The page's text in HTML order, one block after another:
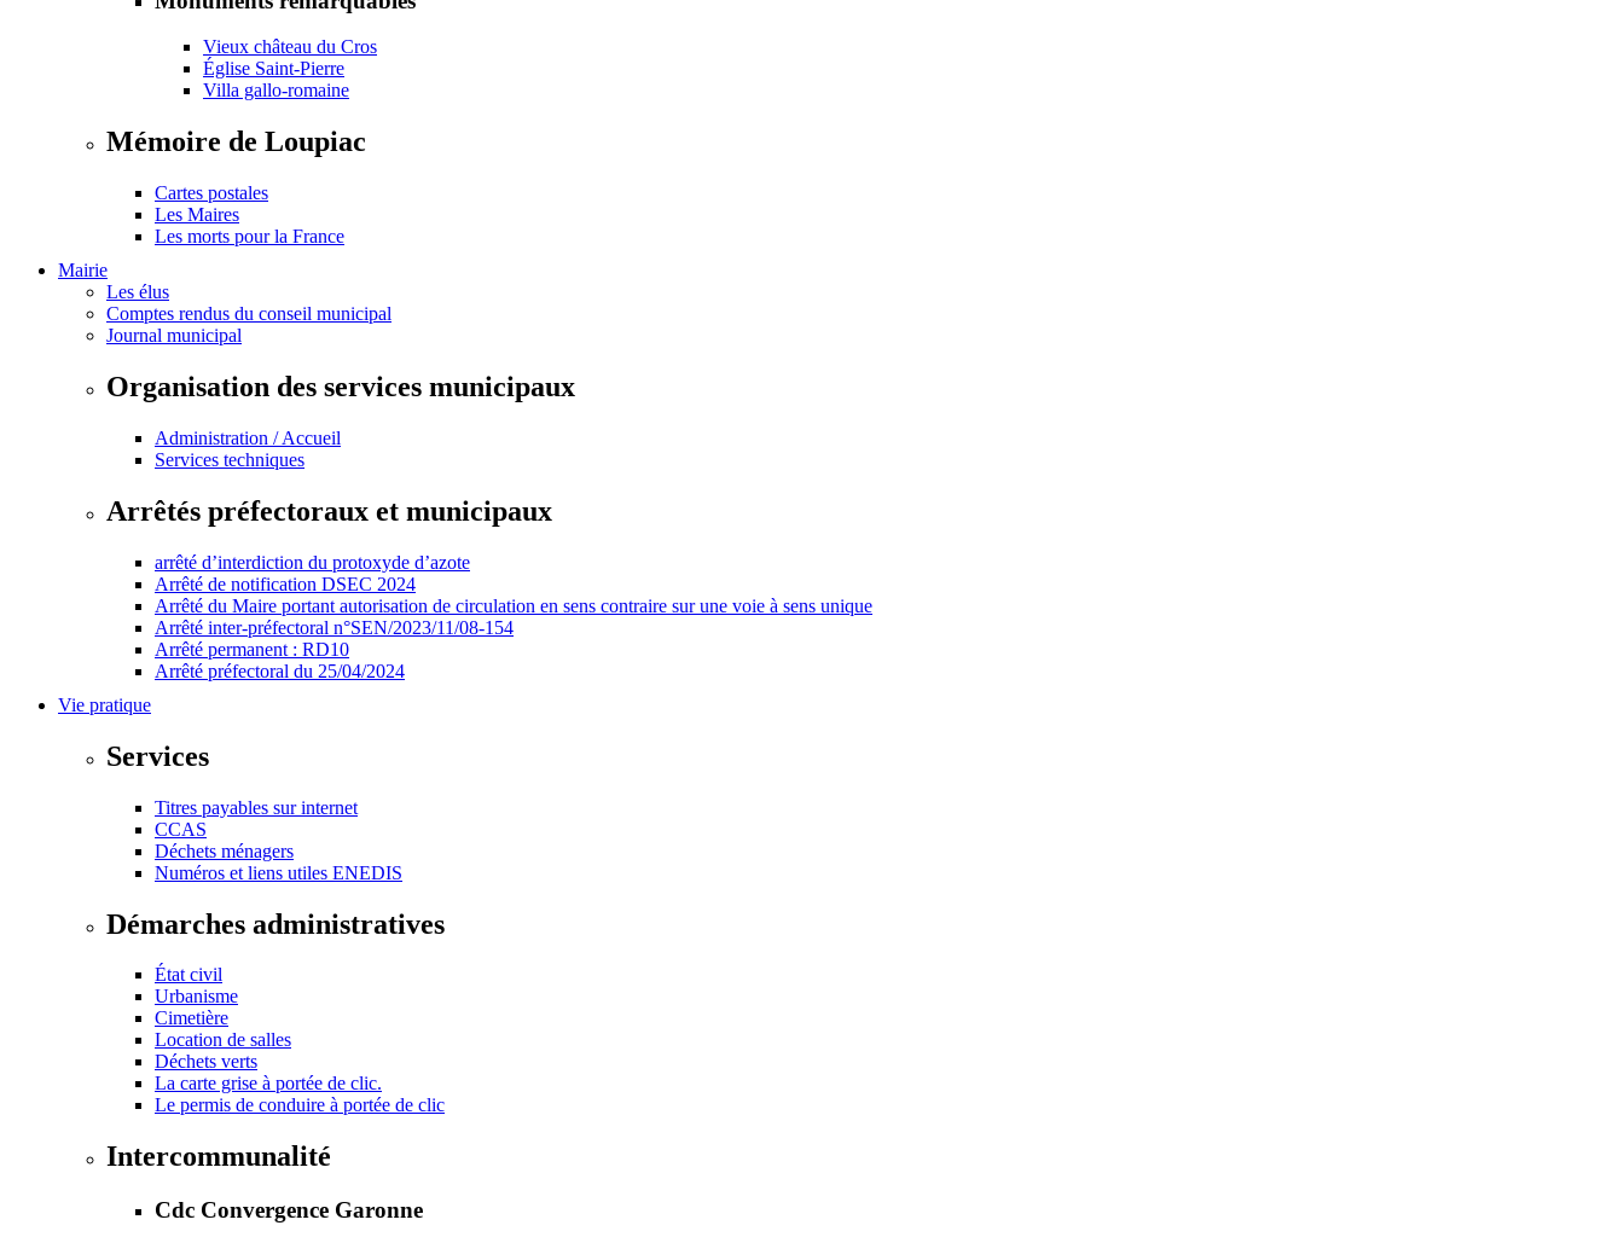
Vieux château du Cros
Église Saint-Pierre
Villa gallo-romaine
Mémoire de Loupiac
Cartes postales
Les Maires
Les morts pour la France
Mairie
Les élus
Comptes rendus du conseil municipal
Journal municipal
Organisation des services municipaux
Administration / Accueil
Services techniques
Arrêtés préfectoraux et municipaux
arrêté d’interdiction du protoxyde d’azote
Arrêté de notification DSEC 2024
Arrêté du Maire portant autorisation de circulation en sens contraire sur une voie à sens unique
Arrêté inter-préfectoral n°SEN/2023/11/08-154
Arrêté permanent : RD10
Arrêté préfectoral du 25/04/2024
Vie pratique
Services
Titres payables sur internet
CCAS
Déchets ménagers
Numéros et liens utiles ENEDIS
Démarches administratives
État civil
Urbanisme
Cimetière
Location de salles
Déchets verts
La carte grise à portée de clic.
Le permis de conduire à portée de clic
Intercommunalité
Cdc Convergence Garonne